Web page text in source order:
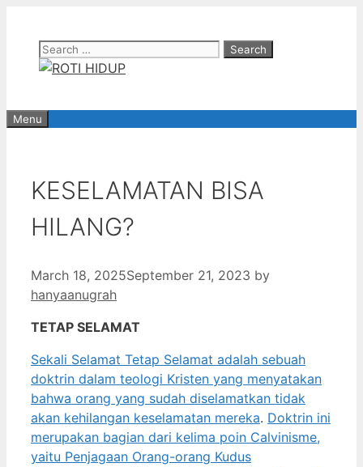
contentSearch
for:
Menu
KESELAMATAN BISA
HILANG?
March 18, 2025September 21, 2023 by
hanyaanugrah
TETAP SELAMAT
Sekali Selamat Tetap Selamat adalah sebuah
doktrin dalam teologi Kristen yang menyatakan
bahwa orang yang sudah diselamatkan tidak
akan kehilangan keselamatan mereka. Doktrin ini
merupakan bagian dari kelima poin Calvinisme,
yaitu Penjagaan Orang-orang Kudus